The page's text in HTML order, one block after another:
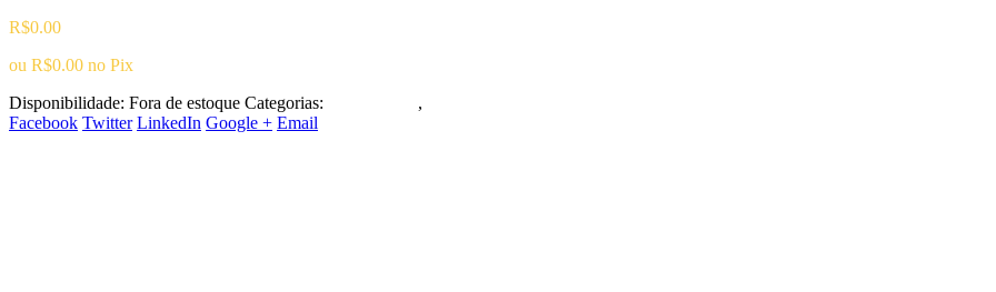
R$0.00
ou R$0.00 no Pix
Disponibilidade: Fora de estoque Categorias: ,
Facebook Twitter LinkedIn Google + Email